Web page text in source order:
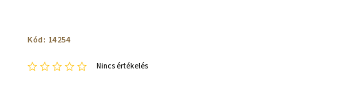
Kód: 14254
Nincs értékelés